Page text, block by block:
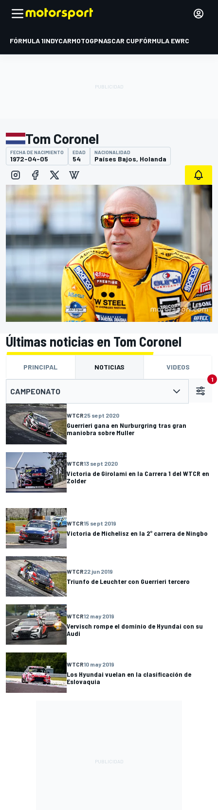
FÓRMULA 1INDYCARMOTOGPNASCAR CUPFÓRMULA EWRC
Tom Coronel
FECHA DE NACIMIENTO
1972-04-05
EDAD
54
NACIONALIDAD
Países Bajos, Holanda
Últimas noticias en Tom Coronel
PRINCIPAL NOTICIAS VIDEOS
CAMPEONATO
1
WTCR25 sept 2020
Guerrieri gana en Nurburgring tras gran
maniobra sobre Muller
WTCR13 sept 2020
Victoria de Girolami en la Carrera 1 del WTCR en
Zolder
WTCR15 sept 2019
Victoria de Michelisz en la 2° carrera de Ningbo
WTCR22 jun 2019
Triunfo de Leuchter con Guerrieri tercero
WTCR12 may 2019
Vervisch rompe el dominio de Hyundai con su
Audi
WTCR10 may 2019
Los Hyundai vuelan en la clasificación de
Eslovaquia